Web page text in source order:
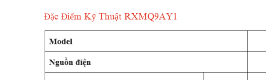
Đặc Điểm Kỹ Thuật RXMQ9AY1